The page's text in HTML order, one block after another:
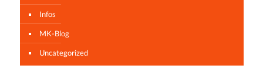
Infos
MK-Blog
Uncategorized